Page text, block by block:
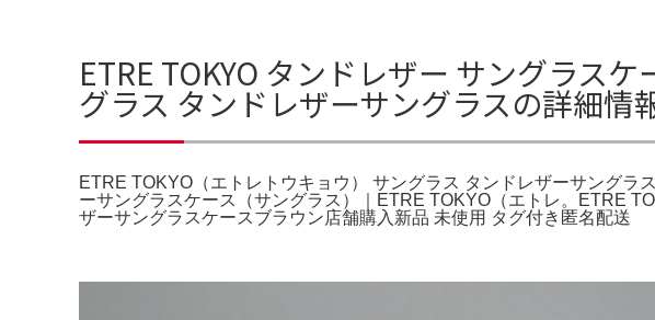
ETRE TOKYO タンドレザー サングラス
グラス タンドレザーサングラスの詳細情
ETRE TOKYO（エトレトウキョウ） サングラス タンドレザーサング
ーサングラスケース（サングラス）｜ETRE TOKYO（エトレ。ETRE
ザーサングラスケースブラウン店舗購入新品 未使用 タグ付き匿名配送